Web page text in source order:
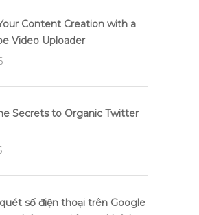
Content Creation with a
Video Uploader
Secrets to Organic Twitter
số điện thoại trên Google